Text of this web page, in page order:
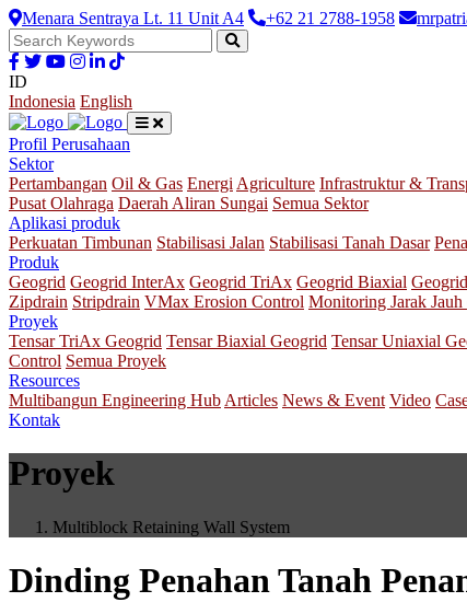
Menara Sentraya Lt. 11 Unit A4 +62 21 2788-1958
ID
Indonesia English
Profil Perusahaan
Sektor
Pertambangan Oil & Gas Energi Agriculture Infrastruktur &
Pusat Olahraga Daerah Aliran Sungai Semua Sektor
Aplikasi produk
Perkuatan Timbunan Stabilisasi Jalan Stabilisasi Tanah Dasar
Produk
Geogrid Geogrid InterAx Geogrid TriAx Geogrid Biaxial
Zipdrain Stripdrain VMax Erosion Control Monitoring Jarak
Proyek
Tensar TriAx Geogrid Tensar Biaxial Geogrid Tensar Uniaxial
Control Semua Proyek
Resources
Multibangun Engineering Hub Articles News & Event Video
Kontak
Proyek
Multiblock Retaining Wall System
Dinding Penahan Tanah